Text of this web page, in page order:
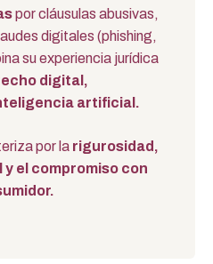
por cláusulas abusivas,
digitales (phishing,
su experiencia jurídica
digital,
artificial.
por la rigurosidad,
el compromiso con